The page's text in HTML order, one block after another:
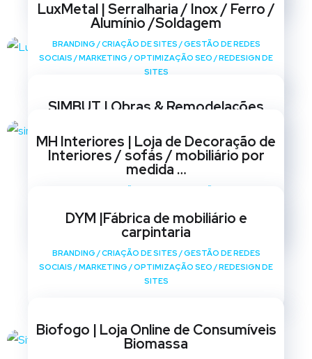
LuxMetal | Serralharia / Inox / Ferro /
Alumínio /Soldagem
BRANDING /CRIAÇÃO DE SITES /GESTÃO DE REDES
SOCIAIS /MARKETING /OPTIMIZAÇÃO SEO /REDESIGN DE
SITES
SIMBUT | Obras & Remodelações
SOCIAIS /MARKETING OPTIMIZAÇÃO SEO/ REDESIGN DE
SITES
MH Interiores | Loja de Decoração de
Interiores / sofás / mobiliário por
medida …
SITES
DYM |Fábrica de mobiliário e
carpintaria
BRANDING /CRIAÇÃO DE SITES /GESTÃO DE REDES
SOCIAIS /MARKETING /OPTIMIZAÇÃO SEO /REDESIGN DE
SITES
Biofogo | Loja Online de Consumíveis
Biomassa